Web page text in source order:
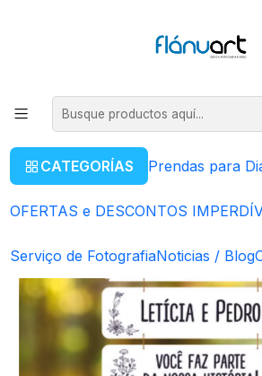
CATEGORÍAS Prendas para
OFERTAS e DESCONTOS
Serviço de FotografiaNoticias / Blog
Artigos Personalizados 5